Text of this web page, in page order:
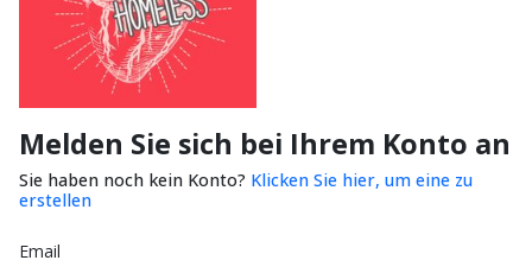
Melden Sie sich bei Ihrem Konto an
Sie haben noch kein Konto? Klicken Sie hier, um eine zu
erstellen
Email